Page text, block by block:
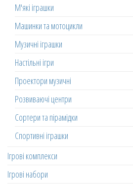
М'які іграшки
Машинки та мотоцикли
Музичні іграшки
Настільні ігри
Проектори музичні
Розвиваючі центри
Сортери та пірамідки
Спортивні іграшки
Ігрові комплекси
Ігрові набори